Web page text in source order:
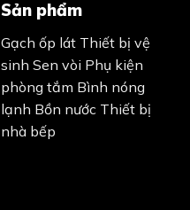
Sản phẩm
Gạch ốp lát Thiết bị vệ
sinh Sen vòi Phụ kiện
phòng tắm Bình nóng
lạnh Bồn nước Thiết bị
nhà bếp